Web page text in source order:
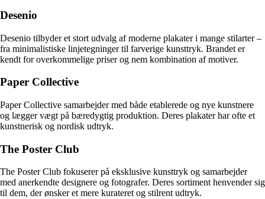
Desenio
Desenio tilbyder et stort udvalg af moderne plakater i mange stilarter –
fra minimalistiske linjetegninger til farverige kunsttryk. Brandet er
kendt for overkommelige priser og nem kombination af motiver.
Paper Collective
Paper Collective samarbejder med både etablerede og nye kunstnere
og lægger vægt på bæredygtig produktion. Deres plakater har ofte et
kunstnerisk og nordisk udtryk.
The Poster Club
The Poster Club fokuserer på eksklusive kunsttryk og samarbejder
med anerkendte designere og fotografer. Deres sortiment henvender sig
til dem, der ønsker et mere kurateret og stilrent udtryk.